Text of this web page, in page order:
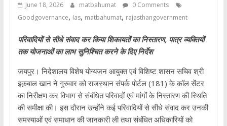
June 18, 2026 matbahumat
0 Comments
Goodgovernance, Ias, matbahumat, rajasthangovernment
परिवादियों से सीधे संवाद कर किया शिकायतों का निस्तारण, पात्र व्यक्तियों
तक योजनाओं का लाभ सुनिश्चित करने के दिए निर्देश
जयपुर। निदेशालय विशेष योग्यजन आयुक्त एवं विशिष्ट शासन सचिव श्री
इक़बाल खान ने गुरुवार को राजस्थान संपर्क पोर्टल (181) के कॉल सेंटर
का निरीक्षण कर विभाग से संबंधित परिवादों एवं मांगों के निस्तारण की स्थिति
की समीक्षा की। इस दौरान उन्होंने कई परिवादियों से सीधे संवाद कर उनकी
समस्याओं एवं समाधान की जानकारी ली तथा संबंधित अधिकारियों को